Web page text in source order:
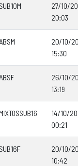
SUB10M
27/10/
20:03
20/10/
15:30
26/10/
13:19
14/10/
00:21
SUB16F
20/10/
10:42